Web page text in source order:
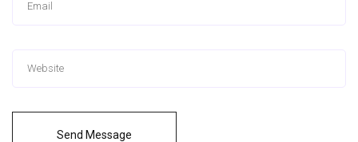
Send Message